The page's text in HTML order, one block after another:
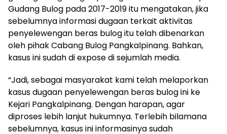
Gudang Bulog pada 2017-2019 itu mengatakan, jika
sebelumnya informasi dugaan terkait aktivitas
penyelewengan beras bulog itu telah dibenarkan
oleh pihak Cabang Bulog Pangkalpinang. Bahkan,
kasus ini sudah di expose di sejumlah media.
“Jadi, sebagai masyarakat kami telah melaporkan
kasus dugaan penyelewengan beras bulog ini ke
Kejari Pangkalpinang. Dengan harapan, agar
diproses lebih lanjut hukumnya. Terlebih bilamana
sebelumnya, kasus ini informasinya sudah